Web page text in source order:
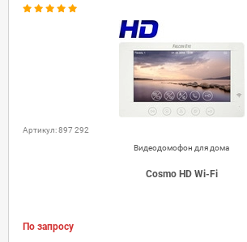
Артикул: 897 292
Видеодомофон для дома
Cosmo HD Wi-Fi
По запросу